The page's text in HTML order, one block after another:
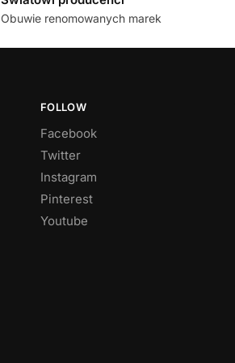
Obuwie renomowanych marek
FOLLOW
Facebook
Twitter
Instagram
Pinterest
Youtube